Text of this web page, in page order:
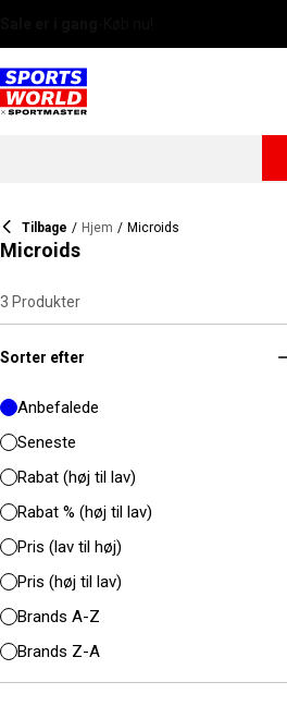
Tilbage / Hjem / Microids
Microids
3 Produkter
Sorter efter
Anbefalede
Seneste
Rabat (høj til lav)
Rabat % (høj til lav)
Pris (lav til høj)
Pris (høj til lav)
Brands A-Z
Brands Z-A